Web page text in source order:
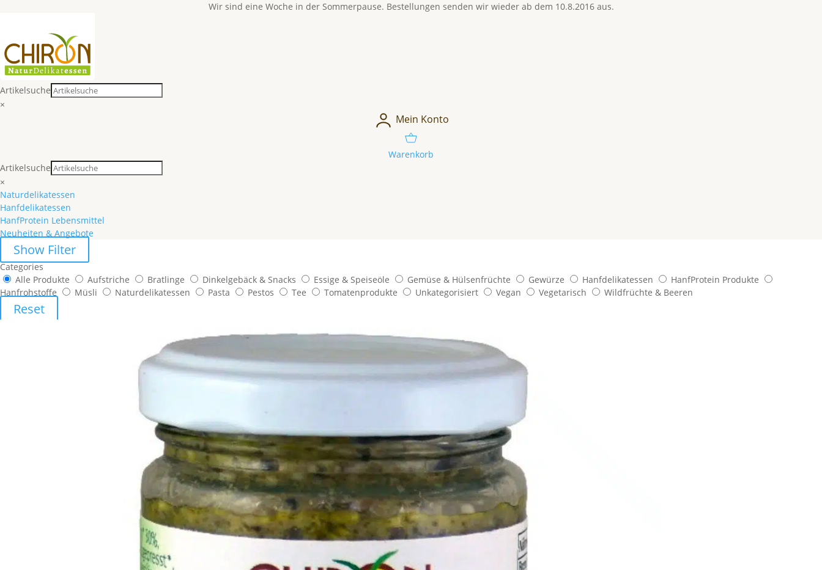
Wir sind eine Woche in der Sommerpause. Bestellungen senden wir wieder ab dem 10.8.2016 aus.
Artikelsuche
×
Mein Konto
Warenkorb
Artikelsuche
×
Naturdelikatessen
Hanfdelikatessen
HanfProtein Lebensmittel
Neuheiten & Angebote
Show Filter
Categories
Alle Produkte
Aufstriche Bratlinge Dinkelgebäck & Snacks Essige & Speiseöle Gemüse & Hülsenfrüchte Gewürze Hanfdelikatessen
HanfProtein Produkte
Hanfrohstoffe
Müsli Naturdelikatessen Pasta Pestos Tee Tomatenprodukte Unkategorisiert Vegan Vegetarisch Wildfrüchte & Beeren
Reset